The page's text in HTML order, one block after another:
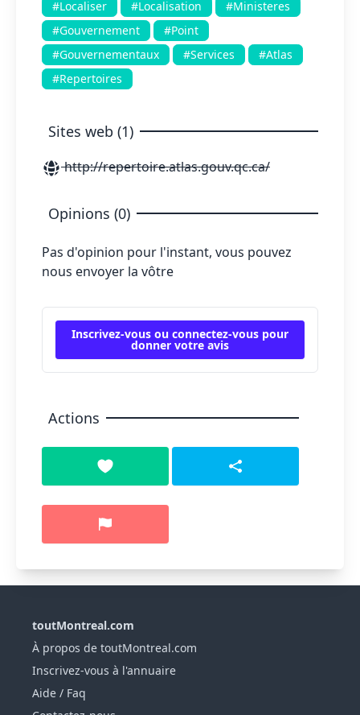
#Localiser
#Localisation
#Ministeres
#Gouvernement
#Point
#Gouvernementaux
#Services
#Atlas
#Repertoires
Sites web (1)
http://repertoire.atlas.gouv.qc.ca/
Opinions (0)
Pas d'opinion pour l'instant, vous pouvez
nous envoyer la vôtre
Inscrivez-vous ou connectez-vous pour
donner votre avis
Actions
toutMontreal.com
À propos de toutMontreal.com
Inscrivez-vous à l'annuaire
Aide / Faq